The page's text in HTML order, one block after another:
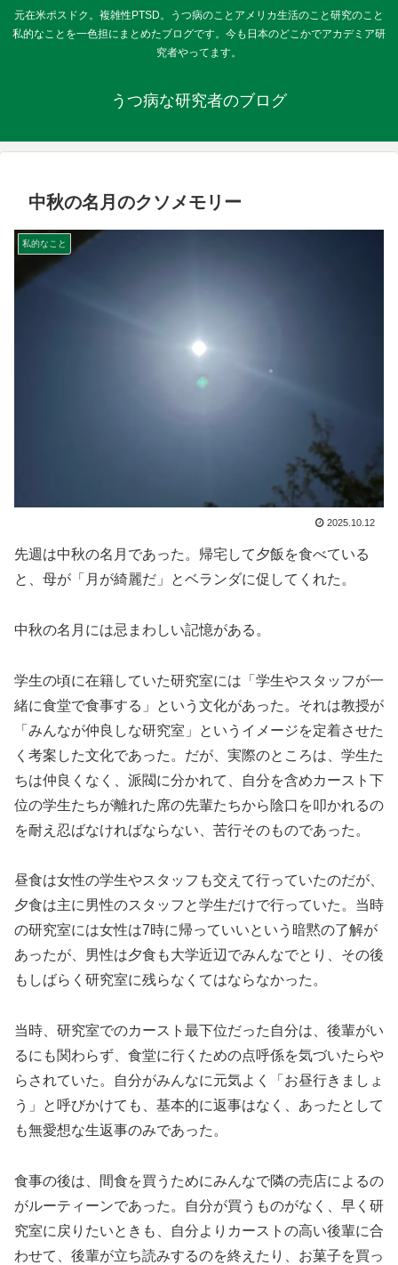
元在米ポスドク。複雑性PTSD。うつ病のことアメリカ生活のこと研究のこと
私的なことを一色担にまとめたブログです。今も日本のどこかでアカデミア研
究者やってます。
うつ病な研究者のブログ
中秋の名月のクソメモリー
私的なこと
2025.10.12
先週は中秋の名月であった。帰宅して夕飯を食べている
と、母が「月が綺麗だ」とベランダに促してくれた。
中秋の名月には忌まわしい記憶がある。
学生の頃に在籍していた研究室には「学生やスタッフが一
緒に食堂で食事する」という文化があった。それは教授が
「みんなが仲良しな研究室」というイメージを定着させた
く考案した文化であった。だが、実際のところは、学生た
ちは仲良くなく、派閥に分かれて、自分を含めカースト下
位の学生たちが離れた席の先輩たちから陰口を叩かれるの
を耐え忍ばなければならない、苦行そのものであった。
昼食は女性の学生やスタッフも交えて行っていたのだが、
夕食は主に男性のスタッフと学生だけで行っていた。当時
の研究室には女性は7時に帰っていいという暗黙の了解が
あったが、男性は夕食も大学近辺でみんなでとり、その後
もしばらく研究室に残らなくてはならなかった。
当時、研究室でのカースト最下位だった自分は、後輩がい
るにも関わらず、食堂に行くための点呼係を気づいたらや
らされていた。自分がみんなに元気よく「お昼行きましょ
う」と呼びかけても、基本的に返事はなく、あったとして
も無愛想な生返事のみであった。
食事の後は、間食を買うためにみんなで隣の売店によるの
がルーティーンであった。自分が買うものがなく、早く研
究室に戻りたいときも、自分よりカーストの高い後輩に合
わせて、後輩が立ち読みするのを終えたり、お菓子を買っ